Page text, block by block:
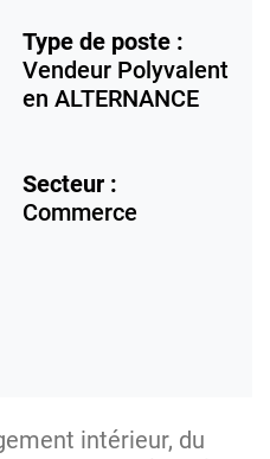
Type de poste :
Vendeur Polyvalent
en ALTERNANCE
Secteur :
Commerce
intérieur, du